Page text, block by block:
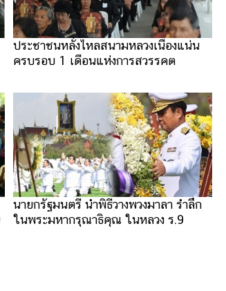
ประชาชนหลั่งไหลสนามหลวงเนืองแน่น
ครบรอบ 1 เดือนแห่งการสวรรคต
นายกรัฐมนตรี นำพิธีวางพวงมาลา รำลึก
ในพระมหากรุณาธิคุณ ในหลวง ร.9